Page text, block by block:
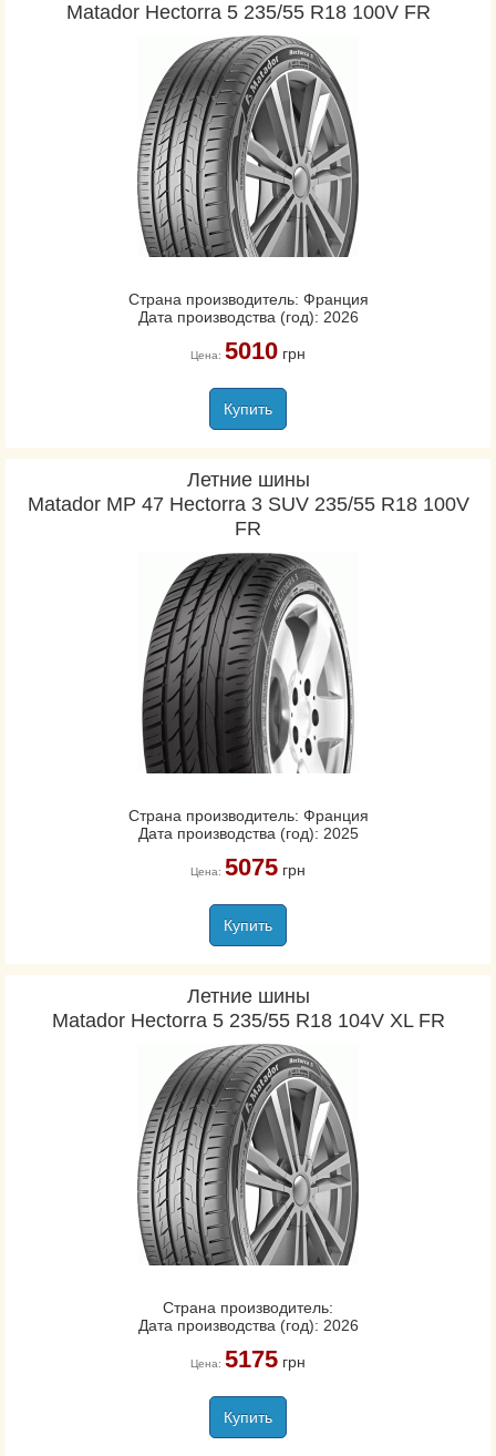
Matador Hectorra 5 235/55 R18 100V FR
Страна производитель: Франция
Дата производства (год): 2026
Цена: 5010грн
Купить
Летние шины
Matador MP 47 Hectorra 3 SUV 235/55 R18 100V
FR
Страна производитель: Франция
Дата производства (год): 2025
Цена: 5075грн
Купить
Летние шины
Matador Hectorra 5 235/55 R18 104V XL FR
Страна производитель:
Дата производства (год): 2026
Цена: 5175грн
Купить